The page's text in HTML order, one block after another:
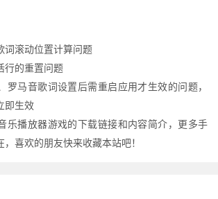
词滚动位置计算问题
行的重置问题
罗马音歌词设置后需重启应用才生效的问题，
即生效
乐播放器游戏的下载链接和内容简介，更多手
喜欢的朋友快来收藏本站吧！